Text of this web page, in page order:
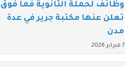
وظائف لحملة الثانوية فما فوق
تعلن عنها مكتبة جرير في عدة
مدن
7 فبراير 2026